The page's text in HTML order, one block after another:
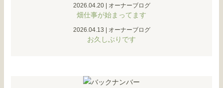
2026.04.20| オーナーブログ
畑仕事が始まってます
2026.04.13 オーナーブログ
お久しぶりです